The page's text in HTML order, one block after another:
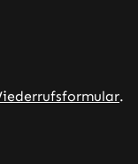
.
neuem Tab